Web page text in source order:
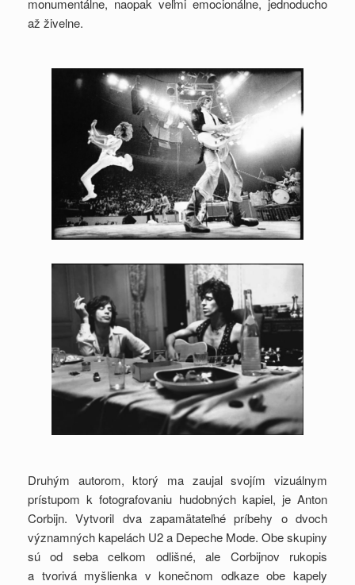
monumentálne, naopak veľmi emocionálne, jednoducho
až živelne.
Druhým autorom, ktorý ma zaujal svojím vizuálnym
prístupom k fotografovaniu hudobných kapiel, je Anton
Corbijn. Vytvoril dva zapamätateľné príbehy o dvoch
významných kapelách U2 a Depeche Mode. Obe skupiny
sú od seba celkom odlišné, ale Corbijnov rukopis
a tvorivá myšlienka v konečnom odkaze obe kapely